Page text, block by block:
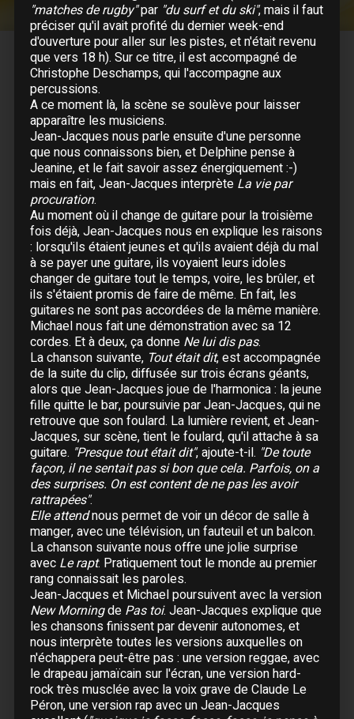
DATES COMMENTÉES
1998
Mars
18 Mars : La Réunion - Champ Fleury
19 Mars :La Réunion - Champ Fleury
20 Mars :La Réunion- Théâtre de Saint-Gilles
24 Mars :La Réunion - Théâtre de Saint-Gilles
25 Mars : La Réunion - Théâtre Luc Donnat
26 Mars :La Réunion- Théâtre de Saint-Gilles
27 Mars :La Réunion
28 Mars :La Réunion
Avril
17 Avril :Rennes- Liberté
18 Avril :Brest - Penfeld
19 Avril :Lorient- Parc Expo
20 Avril :Le Mans - Antares
21 Avril :Caen- Zénith
23 Avril :Albertville- Halle Olympique
24 Avril :Grenoble- Le Summum
25 Avril :Grenoble - Le Summum
26 Avril : Montpellier - Zénith
27 Avril :Vitrolles- Stadium
29 Avril :Martigues- La Halle
30 Avril :Marseille- Le Dôme
Mai
01 Mai :Toulon - Zénith Oméga
02 Mai :Toulon- Zénith Oméga
03 Mai :Le Cannet- Le Palestre
05 Mai :Saint-Etienne- Palais des Spectacles
06 Mai :Lyon- Halle Tony Garnier
07 Mai : Lyon- Halle Tony Garnier
"matches de rugby"par "du surf et du ski", mais il faut
préciser qu'il avait profité du dernier week-end
d'ouverture pour aller sur les pistes, et n'était revenu
que vers 18 h). Sur ce titre, il est accompagné de
Christophe Deschamps, qui l'accompagne aux
percussions.
A ce moment là, la scène se soulève pour laisser
apparaître les musiciens.
Jean-Jacques nous parle ensuite d'une personne
que nous connaissons bien, et Delphine pense à
Jeanine, et le fait savoir assez énergiquement :-)
mais en fait, Jean-Jacques interprète La vie par
procuration.
Au moment où il change de guitare pour la troisième
fois déjà, Jean-Jacques nous en explique les raisons
: lorsqu'ils étaient jeunes et qu'ils avaient déjà du mal
à se payer une guitare, ils voyaient leurs idoles
changer de guitare tout le temps, voire, les brûler, et
ils s'étaient promis de faire de même. En fait, les
guitares ne sont pas accordées de la même manière.
Michael nous fait une démonstration avec sa 12
cordes. Et à deux, ça donne Ne lui dis pas.
La chanson suivante, Tout était dit, est accompagnée
de la suite du clip, diffusée sur trois écrans géants,
alors que Jean-Jacques joue de l'harmonica : la jeune
fille quitte le bar, poursuivie par Jean-Jacques, qui ne
retrouve que son foulard. La lumière revient, et Jean-
Jacques, sur scène, tient le foulard, qu'il attache à sa
guitare. "Presque tout était dit", ajoute-t-il. "De toute
façon, il ne sentait pas si bon que cela. Parfois, on a
des surprises. On est content de ne pas les avoir
rattrapées".
Elle attendnous permet de voir un décor de salle à
manger, avec une télévision, un fauteuil et un balcon.
La chanson suivante nous offre une jolie surprise
avec Le rapt. Pratiquement tout le monde au premier
rang connaissait les paroles.
Jean-Jacques et Michael poursuivent avec la version
New Morningde Pas toi. Jean-Jacques explique que
les chansons finissent par devenir autonomes, et
nous interprète toutes les versions auxquelles on
n'échappera peut-être pas : une version reggae, avec
le drapeau jamaïcain sur l'écran, une version hard-
rock très musclée avec la voix grave de Claude Le
Péron, une version rap avec un Jean-Jacques